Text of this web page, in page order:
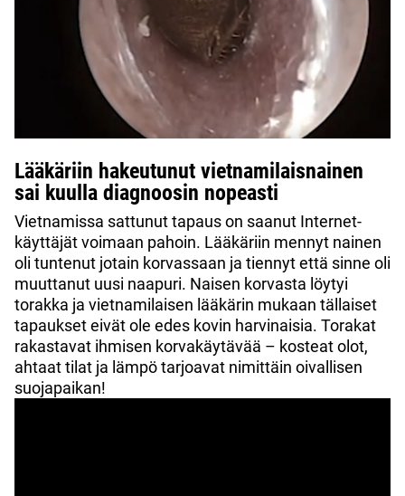
Lääkäriin hakeutunut vietnamilaisnainen
sai kuulla diagnoosin nopeasti
Vietnamissa sattunut tapaus on saanut Internet-
käyttäjät voimaan pahoin. Lääkäriin mennyt nainen
oli tuntenut jotain korvassaan ja tiennyt että sinne oli
muuttanut uusi naapuri. Naisen korvasta löytyi
torakka ja vietnamilaisen lääkärin mukaan tällaiset
tapaukset eivät ole edes kovin harvinaisia. Torakat
rakastavat ihmisen korvakäytävää – kosteat olot,
ahtaat tilat ja lämpö tarjoavat nimittäin oivallisen
suojapaikan!